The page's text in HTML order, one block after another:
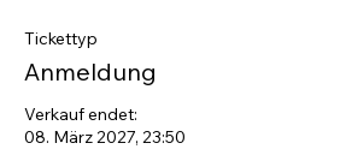
Tickettyp
Anmeldung
Verkauf endet:
08. März 2027, 23:50